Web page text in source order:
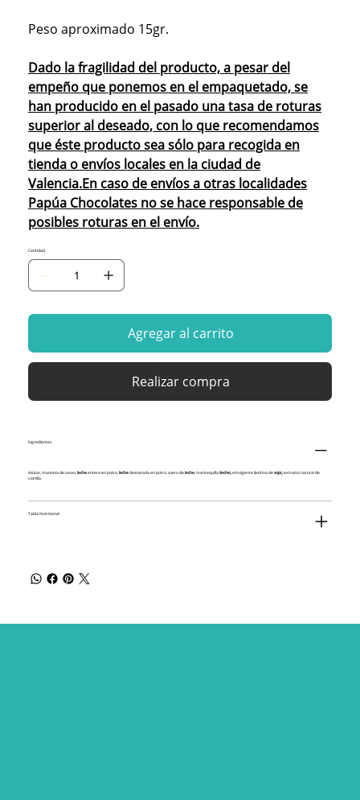
Peso aproximado 15gr.
Dado la fragilidad del producto, a pesar del
empeño que ponemos en el empaquetado, se
han producido en el pasado una tasa de roturas
superior al deseado, con lo que recomendamos
que éste producto sea sólo para recogida en
tienda o envíos locales en la ciudad de
Valencia.En caso de envíos a otras localidades
Papúa Chocolates no se hace responsable de
posibles roturas en el envío.
Cantidad
Agregar al carrito
Realizar compra
Ingredientes
Azúcar, manteca de cacao, lecheentera en polvo, lechedesnatada en polvo, suero deleche , mantequilla (leche), emulgente (lecitina desoja), extracto natural de
vainilla.
Tabla Nutricional